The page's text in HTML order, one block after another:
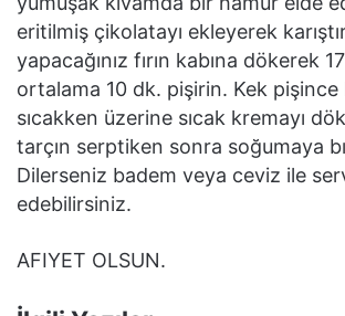
eritilmiş çikolatayı ekleyerek
yapacağınız fırın kabına dökerek
ortalama 10 dk. pişirin. Kek pişince
sıcakken üzerine sıcak kremayı
tarçın serptiken sonra soğumaya
Dilerseniz badem veya ceviz ile
edebilirsiniz.
AFIYET OLSUN.